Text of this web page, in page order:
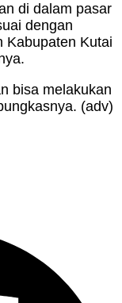
di dalam pasar
dengan
Kabupaten Kutai
bisa melakukan
(adv)